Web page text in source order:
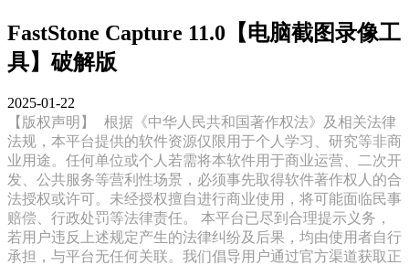
FastStone Capture 11.0【电脑截图录像工
具】破解版
2025-01-22
【版权声明】
根据《中华人民共和国著作权法》及相关法律
法规，本平台提供的软件资源仅限用于个人学习、研究等非商
业用途。任何单位或个人若需将本软件用于商业运营、二次开
发、公共服务等营利性场景，必须事先取得软件著作权人的合
法授权或许可。未经授权擅自进行商业使用，将可能面临民事
赔偿、行政处罚等法律责任。 本平台已尽到合理提示义务，
若用户违反上述规定产生的法律纠纷及后果，均由使用者自行
承担，与平台无任何关联。我们倡导用户通过官方渠道获取正